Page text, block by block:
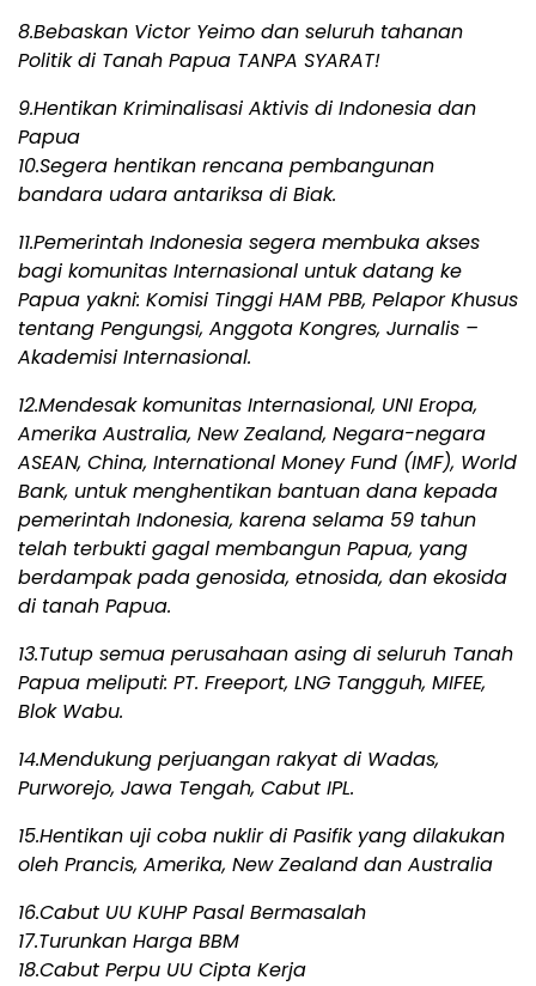
8.Bebaskan Victor Yeimo dan seluruh tahanan
Politik di Tanah Papua TANPA SYARAT!
9.Hentikan Kriminalisasi Aktivis di Indonesia dan
Papua
10.Segera hentikan rencana pembangunan
bandara udara antariksa di Biak.
11.Pemerintah Indonesia segera membuka akses
bagi komunitas Internasional untuk datang ke
Papua yakni: Komisi Tinggi HAM PBB, Pelapor Khusus
tentang Pengungsi, Anggota Kongres, Jurnalis –
Akademisi Internasional.
12.Mendesak komunitas Internasional, UNI Eropa,
Amerika Australia, New Zealand, Negara-negara
ASEAN, China, International Money Fund (IMF), World
Bank, untuk menghentikan bantuan dana kepada
pemerintah Indonesia, karena selama 59 tahun
telah terbukti gagal membangun Papua, yang
berdampak pada genosida, etnosida, dan ekosida
di tanah Papua.
13.Tutup semua perusahaan asing di seluruh Tanah
Papua meliputi: PT. Freeport, LNG Tangguh, MIFEE,
Blok Wabu.
14.Mendukung perjuangan rakyat di Wadas,
Purworejo, Jawa Tengah, Cabut IPL.
15.Hentikan uji coba nuklir di Pasifik yang dilakukan
oleh Prancis, Amerika, New Zealand dan Australia
16.Cabut UU KUHP Pasal Bermasalah
17.Turunkan Harga BBM
18.Cabut Perpu UU Cipta Kerja